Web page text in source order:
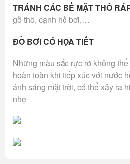
TRÁNH CÁC BỀ MẶT THÔ
gỗ thô, cạnh hồ bơi,…
ĐỒ BƠI CÓ HỌA TIẾT
Những màu sắc rực rỡ không
hoàn toàn khi tiếp xúc với nước
ánh sáng mặt trời, có thể xảy ra
nhẹ